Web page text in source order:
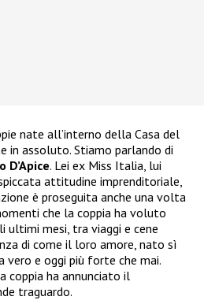
nate all’interno della Casa del
in assoluto. Stiamo parlando di
D’Apice. Lei ex Miss Italia, lui
attitudine imprenditoriale,
è proseguita anche una volta
che la coppia ha voluto
ultimi mesi, tra viaggi e cene
di come il loro amore, nato sì
vero e oggi più forte che mai.
coppia ha annunciato il
traguardo.